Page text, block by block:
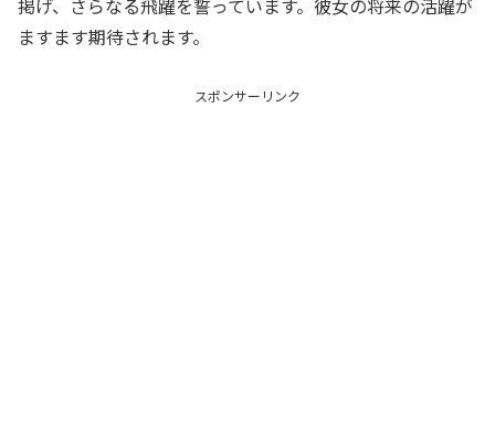
掲げ、さらなる飛躍を誓っています。彼女の将来の活躍が
ますます期待されます。
スポンサーリンク